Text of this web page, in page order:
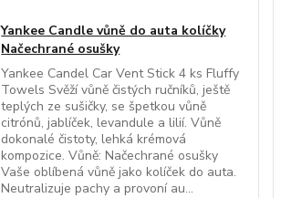
Yankee Candle vůně do auta kolíčky
Načechrané osušky
Yankee Candel Car Vent Stick 4 ks Fluffy
Towels Svěží vůně čistých ručníků, ještě
teplých ze sušičky, se špetkou vůně
citrónů, jablíček, levandule a lilií. Vůně
dokonalé čistoty, lehká krémová
kompozice. Vůně: Načechrané osušky
Vaše oblíbená vůně jako kolíček do auta.
Neutralizuje pachy a provoní au...